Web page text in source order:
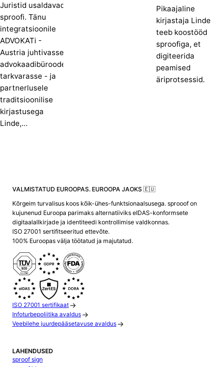
Juristid usaldavad
sproofi. Tänu
integratsioonile
ADVOKATi -
Austria juhtivasse
advokaadibüroode
tarkvarasse - ja
partnerlusele
traditsioonilise
kirjastusega
Linde,…
Pikaajaline
kirjastaja Linde
teeb koostööd
sproofiga, et
digiteerida
peamised
äriprotsessid.
VALMISTATUD EUROOPAS. EUROOPA JAOKS 🇪🇺
Kõrgeim turvalisus koos kõik-ühes-funktsionaalsusega. sprooof on
kujunenud Euroopa parimaks alternatiiviks eIDAS-konformsete
digitaalallkirjade ja identiteedi kontrollimise valdkonnas.
ISO 27001 sertifitseeritud ettevõte.
100% Euroopas välja töötatud ja majutatud.
ISO 27001 sertifikaat
Infoturbepoliitika avaldus
Veebilehe juurdepääsetavuse avaldus
LAHENDUSED
sproof sign